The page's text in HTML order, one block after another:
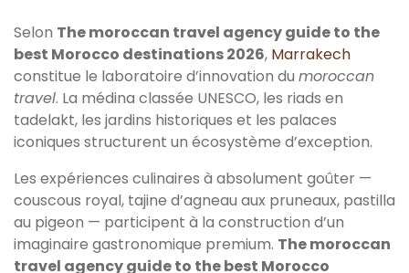
Selon The moroccan travel agency guide to the
best Morocco destinations 2026, Marrakech
constitue le laboratoire d’innovation du moroccan
travel. La médina classée UNESCO, les riads en
tadelakt, les jardins historiques et les palaces
iconiques structurent un écosystème d’exception.
Les expériences culinaires à absolument goûter —
couscous royal, tajine d’agneau aux pruneaux, pastilla
au pigeon — participent à la construction d’un
imaginaire gastronomique premium. The moroccan
travel agency guide to the best Morocco